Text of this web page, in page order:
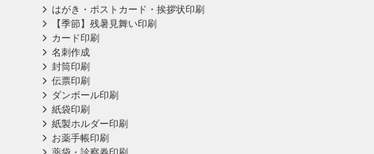
はがき・ポストカード・挨拶状印刷
【季節】残暑見舞い印刷
カード印刷
名刺作成
封筒印刷
伝票印刷
ダンボール印刷
紙袋印刷
紙製ホルダー印刷
お薬手帳印刷